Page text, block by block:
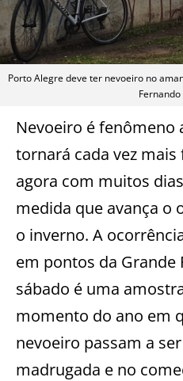
Porto Alegre deve ter nevoeiro no
Nevoeiro é fenômeno
tornará cada vez
agora com muitos
medida que avança o
o inverno. A
em pontos da Grande
sábado é uma
momento do ano em
nevoeiro passam a
madrugada e no